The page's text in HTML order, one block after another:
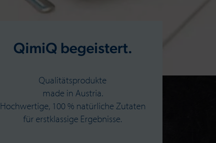
QimiQ begeistert.
Qualitätsprodukte
made in Austria.
Hochwertige, 100 % natürliche Zutaten
für erstklassige Ergebnisse.